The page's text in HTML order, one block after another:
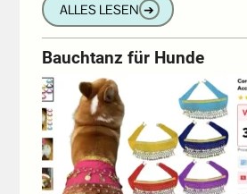
ALLES LESEN ➔
Bauchtanz für Hunde